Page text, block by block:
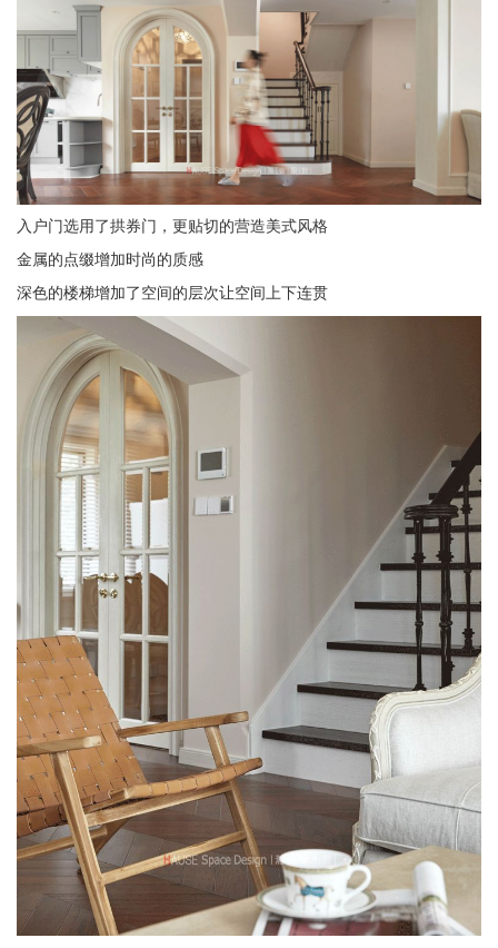
入户门选用了拱券门，更贴切的营造美式风格
金属的点缀增加时尚的质感
深色的楼梯增加了空间的层次让空间上下连贯